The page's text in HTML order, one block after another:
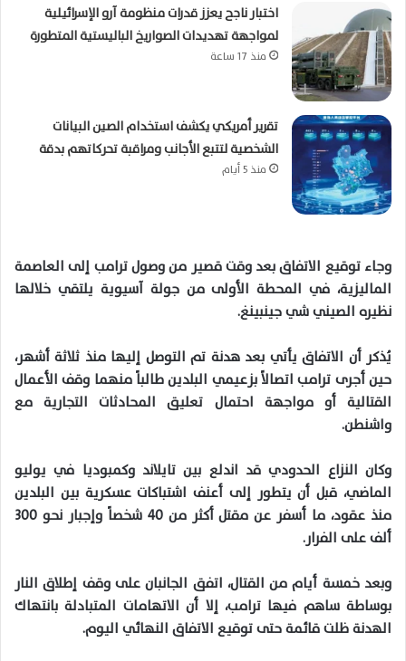
اختبار ناجح يعزز قدرات منظومة آرو الإسرائيلية
لمواجهة تهديدات الصواريخ الباليستية المتطورة
منذ 17 ساعة
تقرير أمريكي يكشف استخدام الصين البيانات
الشخصية لتتبع الأجانب ومراقبة تحركاتهم بدقة
منذ 5 أيام
وجاء توقيع الاتفاق بعد وقت قصير من وصول ترامب إلى العاصمة
الماليزية، في المحطة الأولى من جولة آسيوية يلتقي خلالها
نظيره الصيني شي جينبينغ.
يُذكر أن الاتفاق يأتي بعد هدنة تم التوصل إليها منذ ثلاثة أشهر،
حين أجرى ترامب اتصالاً بزعيمي البلدين طالباً منهما وقف الأعمال
القتالية أو مواجهة احتمال تعليق المحادثات التجارية مع
واشنطن.
وكان النزاع الحدودي قد اندلع بين تايلاند وكمبوديا في يوليو
الماضي، قبل أن يتطور إلى أعنف اشتباكات عسكرية بين البلدين
منذ عقود، ما أسفر عن مقتل أكثر من 40 شخصاً وإجبار نحو 300
ألف على الفرار.
وبعد خمسة أيام من القتال، اتفق الجانبان على وقف إطلاق النار
بوساطة ساهم فيها ترامب، إلا أن الاتهامات المتبادلة بانتهاك
الهدنة ظلت قائمة حتى توقيع الاتفاق النهائي اليوم.